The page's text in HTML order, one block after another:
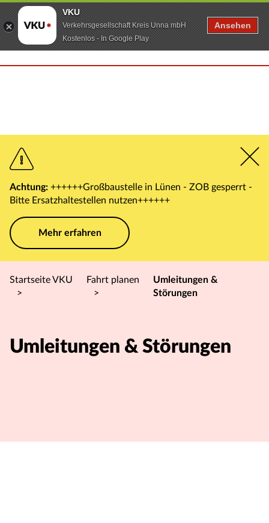
Achtung: ++++++Großbaustelle in Lünen - ZOB gesperrt -
Bitte Ersatzhaltestellen nutzen++++++
Mehr erfahren
Startseite VKU
>
Fahrt planen
>
Umleitungen &
Störungen
Umleitungen & Störungen
VKU
Verkehrsgesellschaft Kreis Unna mbH
Kostenlos - In Google Play
Ansehen